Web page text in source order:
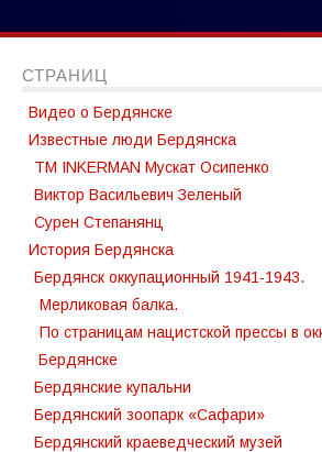
СТРАНИЦ
Видео о Бердянске
Известные люди Бердянска
TM INKERMAN Мускат Осипенко
Виктор Васильевич Зеленый
Сурен Степанянц
История Бердянска
Бердянск оккупационный 1941-1943.
Мерликовая балка.
По страницам нацистской прессы в
Бердянске
Бердянские купальни
Бердянский зоопарк «Сафари»
Бердянский краеведческий музей